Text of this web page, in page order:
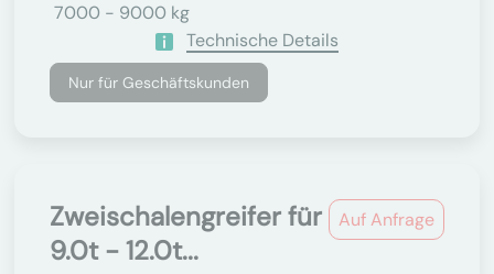
7000 - 9000 kg
Technische Details
Nur für Geschäftskunden
Auf Anfrage
Zweischalengreifer für
9.0t - 12.0t...